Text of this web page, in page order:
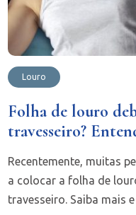
Louro
Folha de louro
travesseiro?
Recentemente, muitas
a colocar a folha de
travesseiro. Saiba mais